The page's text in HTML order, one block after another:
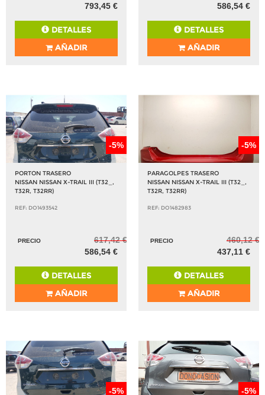
793,45 €
DETALLES
AÑADIR
586,54 €
DETALLES
AÑADIR
-5%
PORTON TRASERO
NISSAN NISSAN X-TRAIL III (T32_,
T32R, T32RR)
REF: DO1493542
PRECIO
617,42 €
586,54 €
DETALLES
AÑADIR
-5%
PARAGOLPES TRASERO
NISSAN NISSAN X-TRAIL III (T32_,
T32R, T32RR)
REF: DO1482983
PRECIO
460,12 €
437,11 €
DETALLES
AÑADIR
-5% -5%